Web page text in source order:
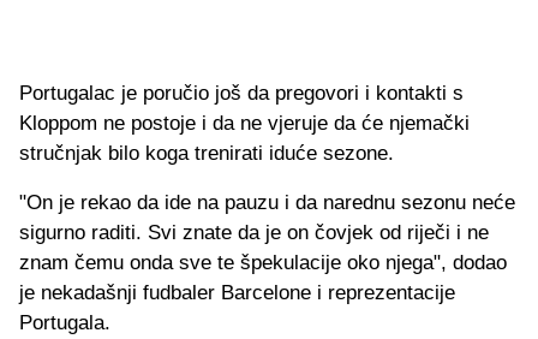
Portugalac je poručio još da pregovori i kontakti s
Kloppom ne postoje i da ne vjeruje da će njemački
stručnjak bilo koga trenirati iduće sezone.
"On je rekao da ide na pauzu i da narednu sezonu neće
sigurno raditi. Svi znate da je on čovjek od riječi i ne
znam čemu onda sve te špekulacije oko njega", dodao
je nekadašnji fudbaler Barcelone i reprezentacije
Portugala.